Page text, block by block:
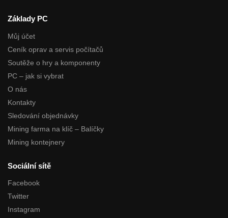
Základy PC
Můj účet
Ceník oprav a servis počítačů
Soutěže o hry a komponenty
PC – jak si vybrat
O nás
Kontakty
Sledování objednávky
Mining farma na klíč – Balíčky
Mining kontejnery
Sociální sítě
Facebook
Twitter
Instagram